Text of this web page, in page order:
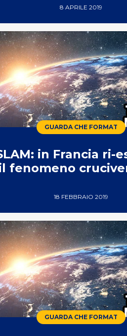
8 APRILE 2019
GUARDA CHE FORMAT
in Francia ri-
fenomeno
18 FEBBRAIO 2019
GUARDA CHE FORMAT